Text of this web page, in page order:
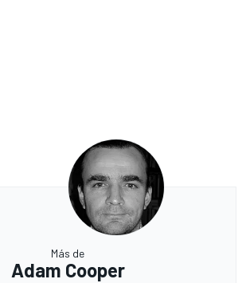
Más de
Adam Cooper